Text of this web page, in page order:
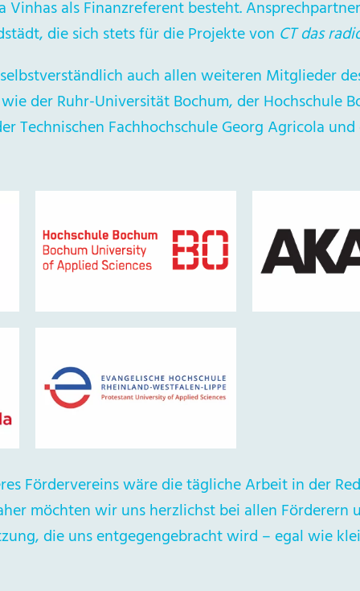
Vinhas als Finanzreferent besteht.
die sich stets für die Projekte von CT das
auch allen weiteren Mitglieder
der Ruhr-Universität Bochum, der Hochschule
Technischen Fachhochschule Georg Agricola
Fördervereins wäre die tägliche Arbeit in der
möchten wir uns herzlichst bei allen Förderern
die uns entgegengebracht wird – egal wie